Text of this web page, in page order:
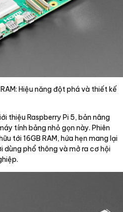
Hiệu năng đột phá và thiết kế
thiệu Raspberry Pi 5, bản nâng
tính bảng nhỏ gọn này. Phiên
tới 16GB RAM, hứa hẹn mang lại
dùng phổ thông và mở ra cơ hội